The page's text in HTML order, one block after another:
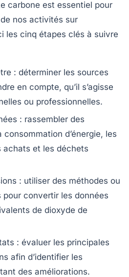
carbone est essentiel pour
nos activités sur
les cinq étapes clés à suivre
: déterminer les sources
en compte, qu’il s’agisse
ou professionnelles.
: rassembler des
d’énergie, les
achats et les déchets
: utiliser des méthodes ou
convertir les données
de dioxyde de
: évaluer les principales
afin d’identifier les
des améliorations.